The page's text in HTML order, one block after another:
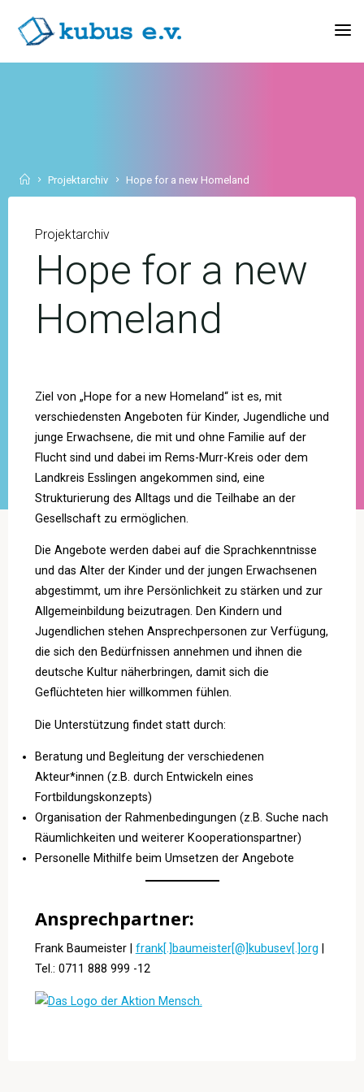
content
HomeProjektarchiv Hope for a new Homeland
Projektarchiv
Hope for a new
Homeland
Ziel von „Hope for a new Homeland“ ist es, mit
verschiedensten Angeboten für Kinder, Jugendliche und
junge Erwachsene, die mit und ohne Familie auf der
Flucht sind und dabei im Rems-Murr-Kreis oder dem
Landkreis Esslingen angekommen sind, eine
Strukturierung des Alltags und die Teilhabe an der
Gesellschaft zu ermöglichen.
Die Angebote werden dabei auf die Sprachkenntnisse
und das Alter der Kinder und der jungen Erwachsenen
abgestimmt, um ihre Persönlichkeit zu stärken und zur
Allgemeinbildung beizutragen. Den Kindern und
Jugendlichen stehen Ansprechpersonen zur Verfügung,
die sich den Bedürfnissen annehmen und ihnen die
deutsche Kultur näherbringen, damit sich die
Geflüchteten hier willkommen fühlen.
Die Unterstützung findet statt durch:
Beratung und Begleitung der verschiedenen
Akteur*innen (z.B. durch Entwickeln eines
Fortbildungskonzepts)
Organisation der Rahmenbedingungen (z.B. Suche nach
Räumlichkeiten und weiterer Kooperationspartner)
Personelle Mithilfe beim Umsetzen der Angebote
Ansprechpartner:
Frank Baumeister | frank[.]baumeister[@]kubusev[.]org
Tel.: 0711 888 999 -12